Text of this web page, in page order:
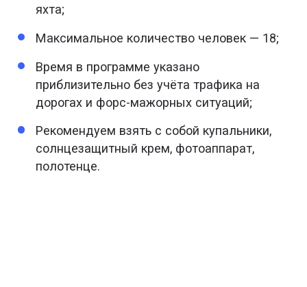
яхта;
Максимальное количество человек — 18;
Время в программе указано
приблизительно без учёта трафика на
дорогах и форс-мажорных ситуаций;
Рекомендуем взять с собой купальники,
солнцезащитный крем, фотоаппарат,
полотенце.